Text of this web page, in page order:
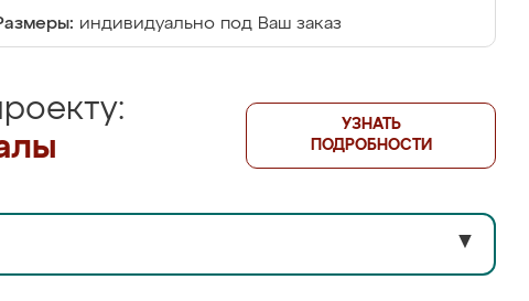
индивидуально под Ваш заказ
УЗНАТЬ
ПОДРОБНОСТИ
▼